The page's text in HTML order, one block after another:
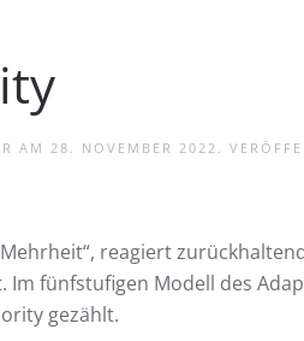
AM 28. NOVEMBER 2022 .
reagiert
fünfstufigen Modell des
gezählt.